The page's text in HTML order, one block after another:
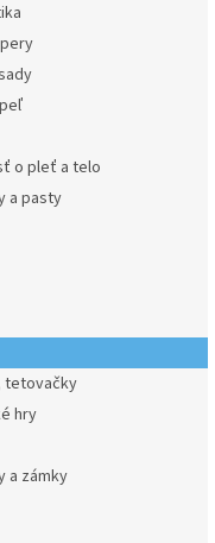
o pleť a telo
a pasty
tetovačky
hry
a zámky